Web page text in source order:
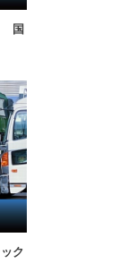
国
ク